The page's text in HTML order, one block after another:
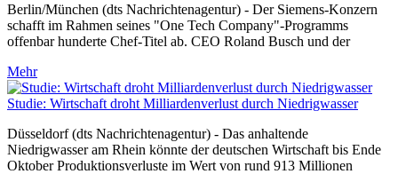
Berlin/München (dts Nachrichtenagentur) - Der Siemens-Konzern
schafft im Rahmen seines "One Tech Company"-Programms
offenbar hunderte Chef-Titel ab. CEO Roland Busch und der
Mehr
Studie: Wirtschaft droht Milliardenverlust durch Niedrigwasser
Düsseldorf (dts Nachrichtenagentur) - Das anhaltende
Niedrigwasser am Rhein könnte der deutschen Wirtschaft bis Ende
Oktober Produktionsverluste im Wert von rund 913 Millionen